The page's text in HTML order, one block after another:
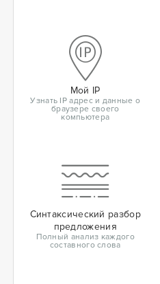
Мой IP
Узнать IP адрес и данные о
браузере своего
компьютера
Синтаксический разбор
предложения
Полный анализ каждого
составного слова